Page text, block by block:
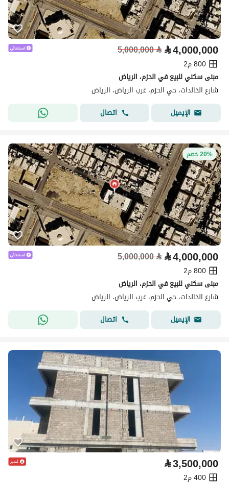
⃁4,000,000
⃁
5,000,000
800 م2
مبنى سكني للبيع في الحزم، الرياض
شارع الخالدات، حي الحزم، غرب الرياض، الرياض
الإيميل
اتصال
20% خصم
⃁4,000,000
⃁
5,000,000
800 م2
مبنى سكني للبيع في الحزم، الرياض
شارع الخالدات، حي الحزم، غرب الرياض، الرياض
الإيميل
اتصال
⃁3,500,000
400 م2